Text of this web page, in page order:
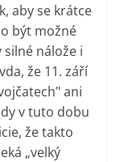
aby se krátce
být možné
nálože i
že 11. září
ani
v tuto dobu
že takto
„velký